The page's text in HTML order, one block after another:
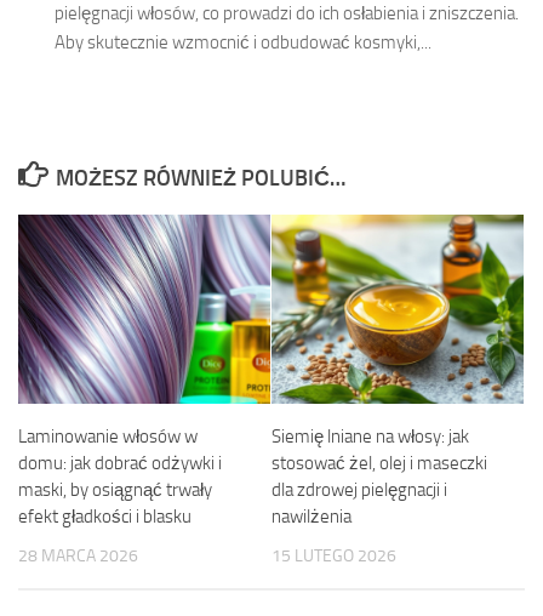
pielęgnacji włosów, co prowadzi do ich osłabienia i zniszczenia.
Aby skutecznie wzmocnić i odbudować kosmyki,...
MOŻESZ RÓWNIEŻ POLUBIĆ…
Laminowanie włosów w
domu: jak dobrać odżywki i
maski, by osiągnąć trwały
efekt gładkości i blasku
28 MARCA 2026
Siemię lniane na włosy: jak
stosować żel, olej i maseczki
dla zdrowej pielęgnacji i
nawilżenia
15 LUTEGO 2026